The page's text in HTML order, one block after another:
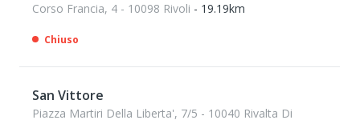
Corso Francia, 4 - 10098 Rivoli - 19.19km
Chiuso
San Vittore
Piazza Martiri Della Liberta', 7/5 - 10040 Rivalta Di